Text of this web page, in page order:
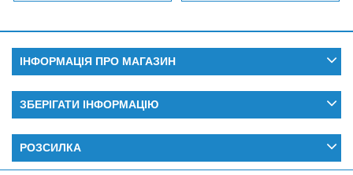
ІНФОРМАЦІЯ ПРО МАГАЗИН
ЗБЕРІГАТИ ІНФОРМАЦІЮ
РОЗСИЛКА